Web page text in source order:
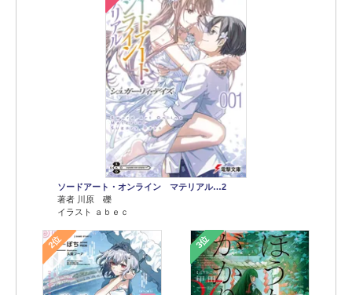
ソードアート・オンライン マテリアル…2
著者 川原 礫
イラスト ａｂｅｃ
2位 3位